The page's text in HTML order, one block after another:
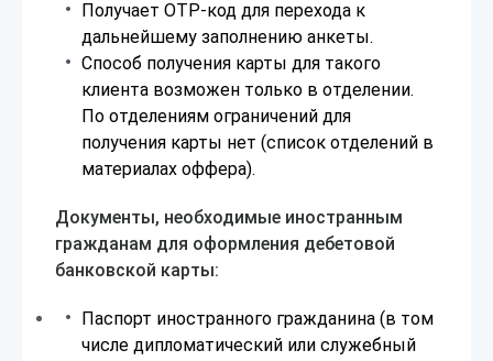
Получает ОТР-код для перехода к
дальнейшему заполнению анкеты.
Способ получения карты для такого
клиента возможен только в отделении.
По отделениям ограничений для
получения карты нет (список отделений в
материалах оффера).
Документы, необходимые иностранным
гражданам для оформления дебетовой
банковской карты:
Паспорт иностранного гражданина (в том
числе дипломатический или служебный